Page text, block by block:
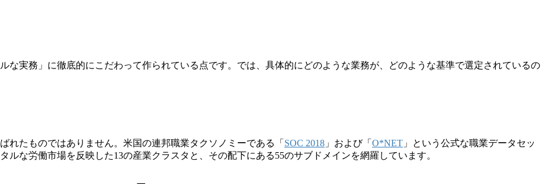
な実務」に徹底的にこだわって作られている点です。では、具体的にどのような業務が、どのような基準で選定されているの
れたものではありません。米国の連邦職業タクソノミーである「 SOC 2018 」および「 O*NET 」という公式な職業データセッ
ルな労働市場を反映した13の産業クラスタと、その配下にある55のサブドメインを網羅しています。